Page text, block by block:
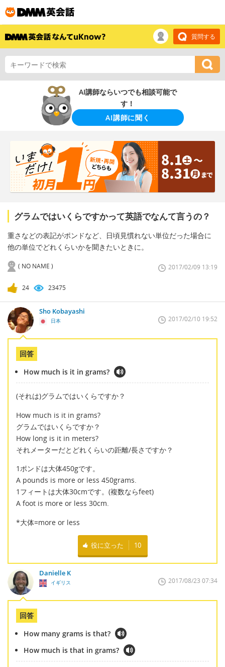
質問する
AI講師ならいつでも相談可能で
す！
AI講師に聞く
グラムではいくらですかって英語でなんて言うの？
重さなどの表記がポンドなど、日頃見慣れない単位だった場合に
他の単位でどれくらいかを聞きたいときに。
( NO NAME ) 2017/02/09 13:19
24 23475
Sho Kobayashi
日本 2017/02/10 19:52
回答
How much is it in grams?
(それは)グラムではいくらですか？
How much is it in grams?
グラムではいくらですか？
How long is it in meters?
それメーターだとどれくらいの距離/長さですか？
1ポンドは大体450gです。
A pounds is more or less 450grams.
1フィートは大体30cmです。(複数ならfeet)
A foot is more or less 30cm.
*大体=more or less
役に立った 10
Danielle K
イギリス 2017/08/23 07:34
回答
How many grams is that?
How much is that in grams?